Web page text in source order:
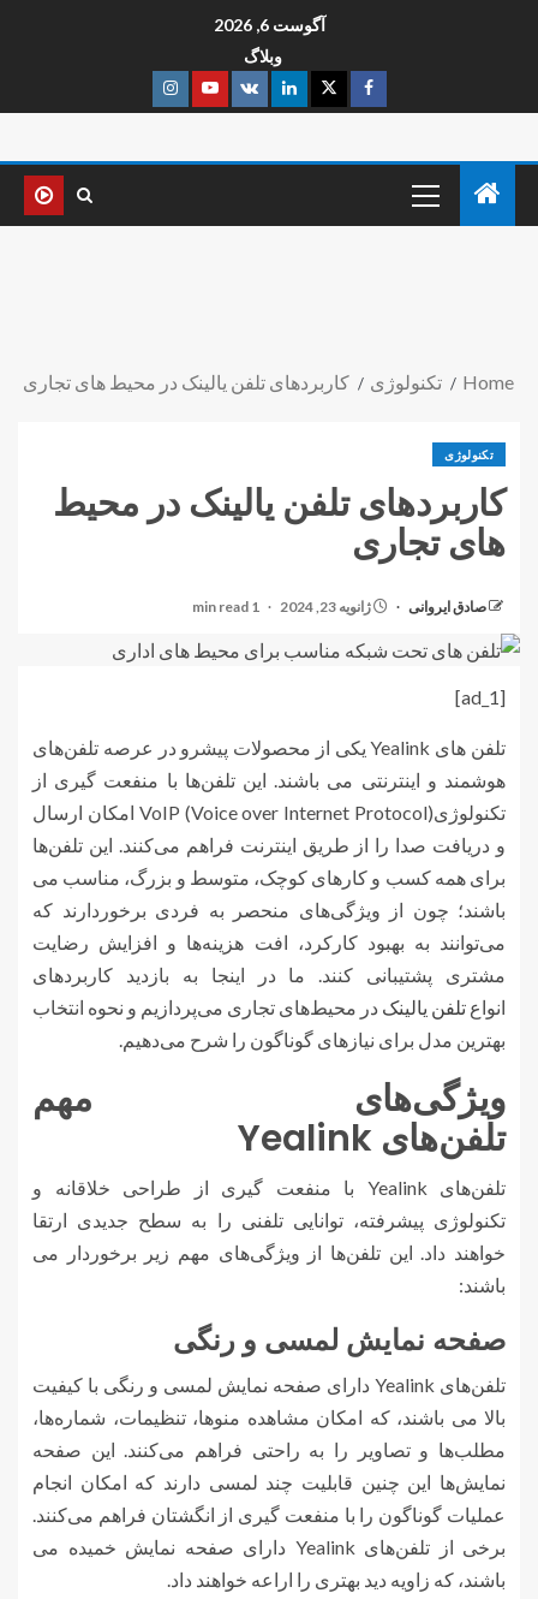
آگوست 6, 2026
وبلاگ
Home تکنولوژی کاربردهای تلفن یالینک در محیط های تجاری
تکنولوژی
کاربردهای تلفن یالینک در محیط
های تجاری
صادق ایروانی ژانویه 23, 2024 1 min read
[ad_1]
تلفن های Yealink یکی از محصولات پیشرو در عرصه تلفن‌های
هوشمند و اینترنتی می باشند. این تلفن‌ها با منفعت گیری از
تکنولوژیVoIP (Voice over Internet Protocol) امکان ارسال
و دریافت صدا را از طریق اینترنت فراهم می‌کنند. این تلفن‌ها
برای همه کسب و کارهای کوچک، متوسط و بزرگ، مناسب می
باشند؛ چون از ویژگی‌های منحصر به فردی برخوردارند که
می‌توانند به بهبود کارکرد، افت هزینه‌ها و افزایش رضایت
مشتری پشتیبانی کنند. ما در اینجا به بازدید کاربردهای
انواع تلفن‌ یالینک در محیط‌های تجاری می‌پردازیم و نحوه انتخاب
بهترین مدل برای نیازهای گوناگون را شرح می‌دهیم.
ویژگی‌های مهم
تلفن‌های Yealink
تلفن‌های Yealink با منفعت گیری از طراحی خلاقانه و
تکنولوژی پیشرفته، توانایی تلفنی را به سطح جدیدی ارتقا
خواهند داد. این تلفن‌ها از ویژگی‌های مهم زیر برخوردار می
باشند:
صفحه نمایش لمسی و رنگی
تلفن‌های Yealink دارای صفحه نمایش لمسی و رنگی با کیفیت
بالا می باشند، که امکان مشاهده منوها، تنظیمات، شماره‌ها،
مطلب‌ها و تصاویر را به راحتی فراهم می‌کنند. این صفحه
نمایش‌ها این چنین قابلیت چند لمسی دارند که امکان انجام
عملیات گوناگون را با منفعت گیری از انگشتان فراهم می‌کنند.
برخی از تلفن‌های Yealink دارای صفحه نمایش خمیده می
باشند، که زاویه دید بهتری را اراعه خواهند داد.